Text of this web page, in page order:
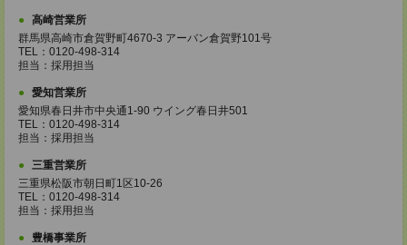
高崎営業所
群馬県高崎市倉賀野町4670-3 アーバン倉賀野101号
TEL：0120-498-314
担当：採用担当
愛知営業所
愛知県春日井市中央通1-90 ウイング春日井501
TEL：0120-498-314
担当：採用担当
三重営業所
三重県松阪市朝日町1区10-26
TEL：0120-498-314
担当：採用担当
豊橋事業所